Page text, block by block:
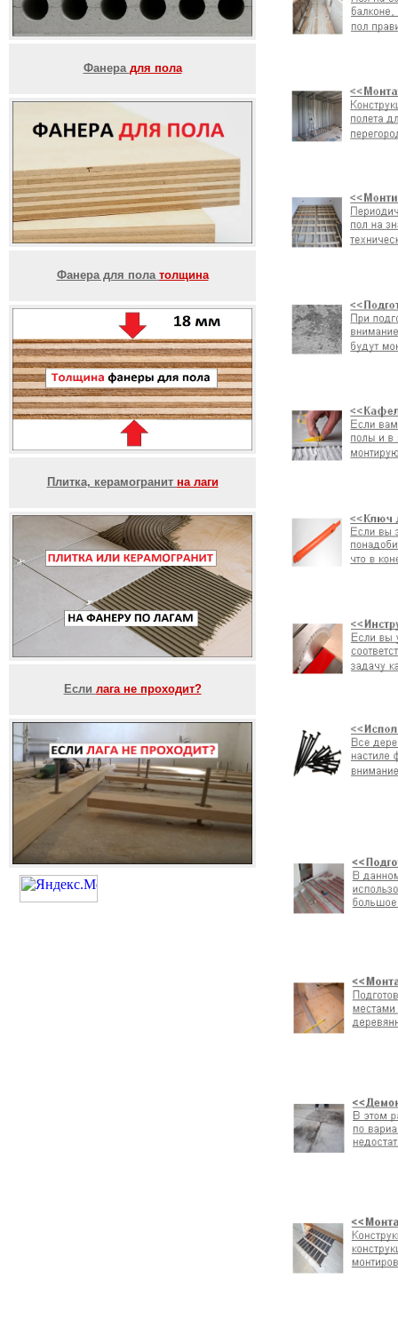
Фанера для пола
Фанера для пола толщина
Плитка, керамогранит на лаги
Если лага не проходит?